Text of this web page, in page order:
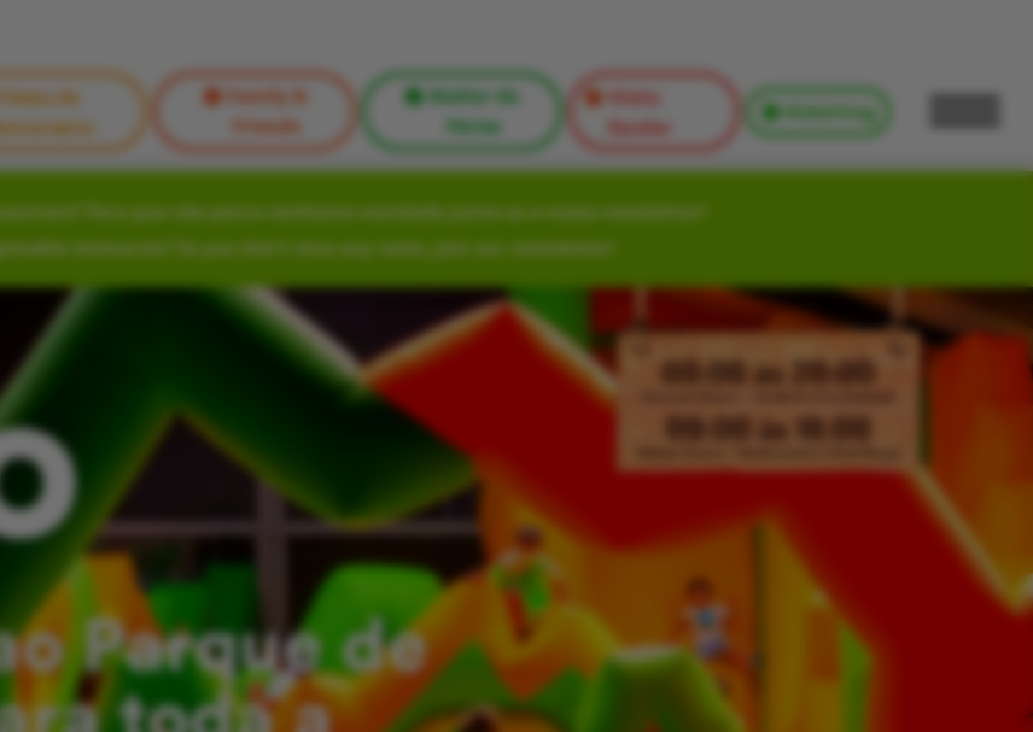
Festa de
Family &
Friends
Atelier de
Férias
Visita
Escolar
Kidsitting
Para que não perca nenhuma novidade junte-se à nossa newsletter!
memories? So you don’t miss any news, join our newsletter!
Parque de